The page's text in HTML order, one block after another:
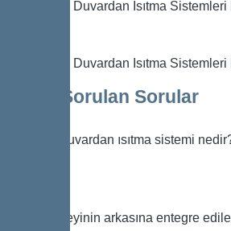
Sıkça Sorulan Sorular
Elektrikli duvardan ısıtma sistemi
Duvar yüzeyinin arkasına entegre